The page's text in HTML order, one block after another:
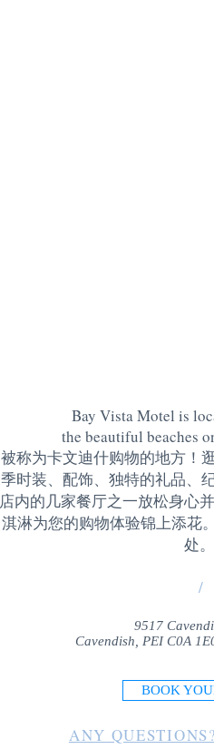
Bay Vista Motel is
the beautiful beaches
被称为卡文迪什购物的地方！
季时装、配饰、独特的礼品、
店内的几家餐厅之一放松身心
淇淋为您的购物体验锦上添花
处。
/
9517
Cavendish, PEI C0A
BOOK
ANY